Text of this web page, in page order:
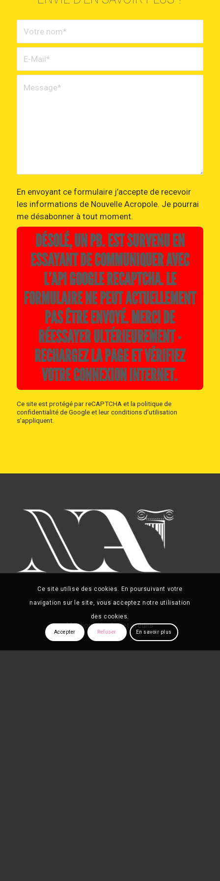
En envoyant ce formulaire j’accepte de recevoir
les informations de Nouvelle Acropole. Je pourrai
me désabonner à tout moment.
DÉSOLÉ, UN PB. EST SURVENU EN
ESSAYANT DE COMMUNIQUER AVEC
L’API GOOGLE RECAPTCHA. LE
FORMULAIRE NE PEUT ACTUELLEMENT
PAS ÊTRE ENVOYÉ. MERCI DE
RÉESSAYER ULTÉRIEUREMENT -
RECHARGEZ LA PAGE ET VÉRIFIEZ
VOTRE CONNEXION INTERNET.
Ce site est protégé par reCAPTCHA et lapolitique de
confidentialitéde Google etleur conditions d’utilisation
s’appliquent.
Contact
Mentions légales et crédits
Ce site utilise des cookies. En poursuivant votre
navigation sur le site, vous acceptez notre utilisation
des cookies.
Accepter Refuser En savoir plus